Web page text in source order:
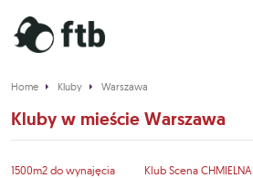
Home Kluby Warszawa
Kluby w mieście Warszawa
1500m2 do wynajęcia
Klub Scena CHMIELNA